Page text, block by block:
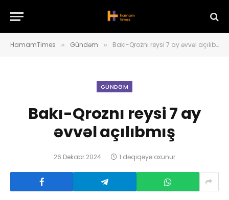
HamamTimes » Gündəm » Bakı-Qroznı reysi 7 ay əvvəl açılıbmış
GÜNDƏM
Bakı-Qroznı reysi 7 ay
əvvəl açılıbmış
26 Dekabr 2024 1 dəqiqəyə oxunur